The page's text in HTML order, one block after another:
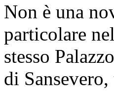
Non è una
particolare
stesso
di